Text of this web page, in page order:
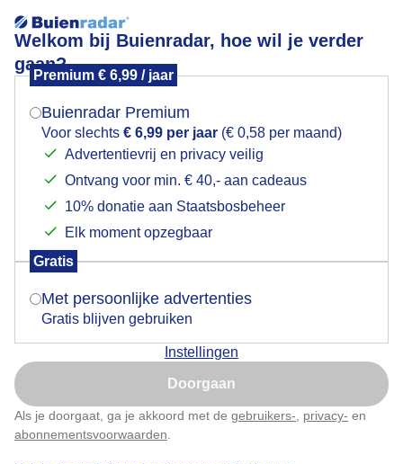
Welkom bij Buienradar, hoe wil je verder
gaan?
Premium € 6,99 / jaar
Buienradar Premium
Voor slechts € 6,99 per jaar (€ 0,58 per maand)
Advertentievrij en privacy veilig
Ontvang voor min. € 40,- aan cadeaus
10% donatie aan Staatsbosbeheer
Elk moment opzegbaar
Gratis
Met persoonlijke advertenties
Gratis blijven gebruiken
Instellingen
Doorgaan
Als je doorgaat, ga je akkoord met de gebruikers- privacy- en
abonnementsvoorwaarden
Ochtendduik
Door: Frans Alderse Baas Gemaakt: 18-04-2025, 37x bekeken
Mogen we je locatie gebruiken voor het
Indien je hier nog geen akkoord op hebt gegeven,
verschijnt er zo een pop-up uit je browser waarin
Is goed, toon de popup
Nu niet, misschien later
Klik hierom dit aan te passen